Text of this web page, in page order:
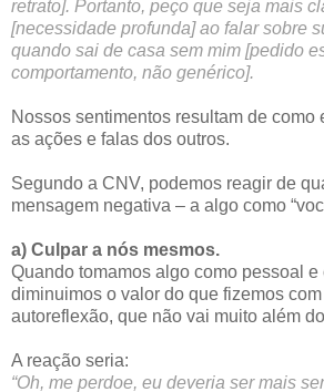
retrato]. Portanto, peço que seja mais
[necessidade profunda] ao falar sobre
quando sai de casa sem mim [pedido
comportamento, não genérico].
Nossos sentimentos resultam de como
as ações e falas dos outros.
Segundo a CNV, podemos reagir de
mensagem negativa – a algo como
a) Culpar a nós mesmos.
Quando tomamos algo como pessoal e
diminuimos o valor do que fizemos
autoreflexão, que não vai muito além
A reação seria:
“Oh, me perdoe, eu deveria ser mais